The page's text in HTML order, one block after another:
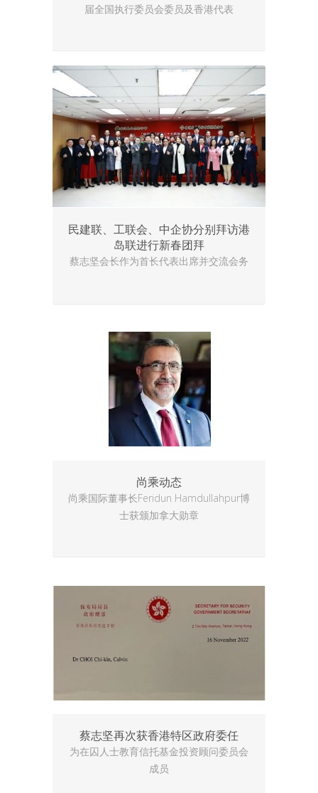
届全国执行委员会委员及香港代表
民建联、工联会、中企协分别拜访港
岛联进行新春团拜
蔡志坚会长作为首长代表出席并交流会务
尚乘动态
尚乘国际董事长Feridun Hamdullahpur博
士获颁加拿大勋章
蔡志坚再次获香港特区政府委任
为在囚人士教育信托基金投资顾问委员会
成员